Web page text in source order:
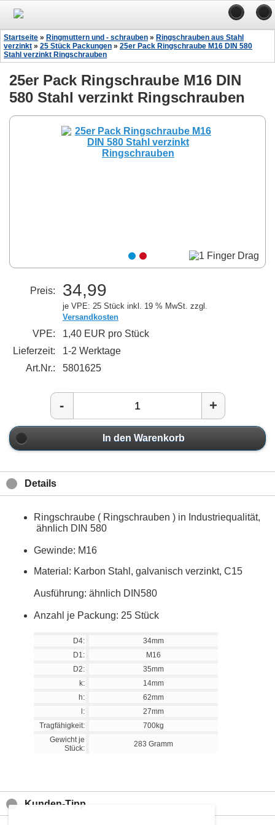
Startseite » Ringmuttern und - schrauben » Ringschrauben aus Stahl
verzinkt » 25 Stück Packungen » 25er Pack Ringschraube M16 DIN 580
Stahl verzinkt Ringschrauben
25er Pack Ringschraube M16 DIN
580 Stahl verzinkt Ringschrauben
Preis: 34,99
je VPE: 25 Stück inkl. 19 % MwSt. zzgl.
Versandkosten
VPE:
1,40 EUR pro Stück
Lieferzeit:
1-2 Werktage
Art.Nr.:
5801625
- +
In den Warenkorb
Details
Ringschraube ( Ringschrauben ) in Industriequalität,
ähnlich DIN 580
Gewinde: M16
Material: Karbon Stahl, galvanisch verzinkt, C15
Ausführung: ähnlich DIN580
Anzahl je Packung: 25 Stück
D4:
34mm
D1:
M16
D2:
35mm
k:
14mm
h:
62mm
l:
27mm
Tragfähigkeit:
700kg
Gewicht je
Stück:
283 Gramm
Kunden-Tipp